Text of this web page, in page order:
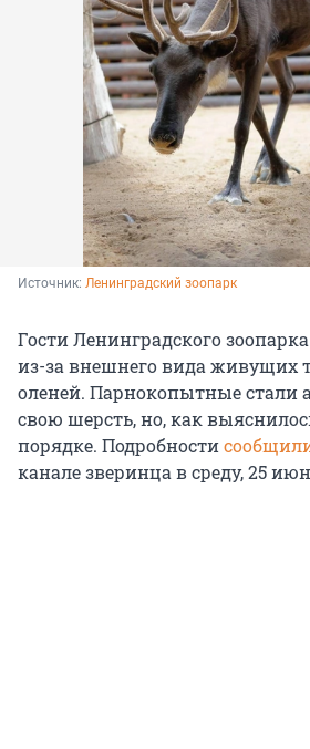
Источник: Ленинградский зоопарк
Гости Ленинградского
из-за внешнего вида живущих
оленей. Парнокопытные стали
свою шерсть, но, как
порядке. Подробности
канале зверинца в среду,25